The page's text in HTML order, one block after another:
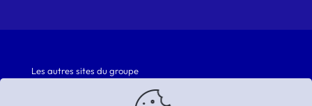
Les autres sites du groupe